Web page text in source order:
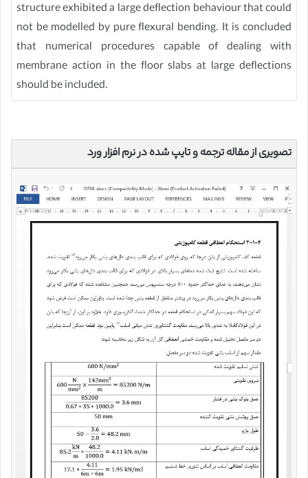
structure exhibited a large deflection behaviour that could
not be modelled by pure flexural bending. It is concluded
that numerical procedures capable of dealing with
membrane action in the floor slabs at large deflections
should be included.
تصویری از مقاله ترجمه و تایپ شده در نرم افزار ورد